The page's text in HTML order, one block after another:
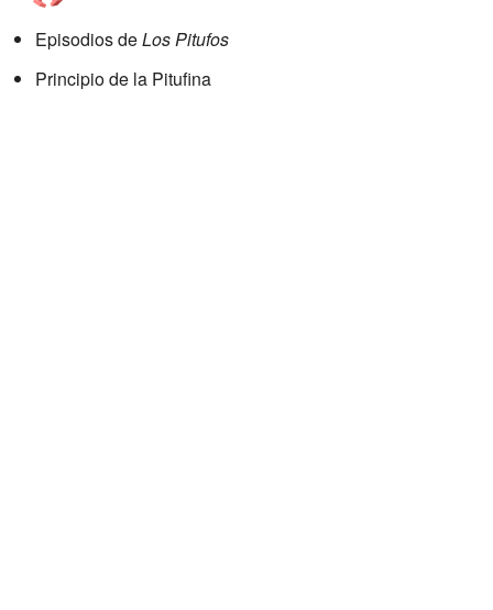
Episodios deLos Pitufos
Principio de la Pitufina